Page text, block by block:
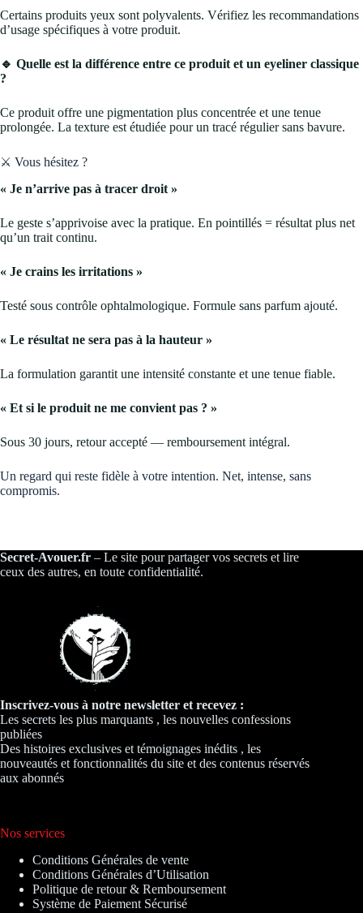
Certains produits yeux sont polyvalents. Vérifiez les recommandations
d’usage spécifiques à votre produit.
🔹 Quelle est la différence entre ce produit et un eyeliner classique
?
Ce produit offre une pigmentation plus concentrée et une tenue
prolongée. La texture est étudiée pour un tracé régulier sans bavure.
⚔️ Vous hésitez ?
« Je n’arrive pas à tracer droit »
Le geste s’apprivoise avec la pratique. En pointillés = résultat plus net
qu’un trait continu.
« Je crains les irritations »
Testé sous contrôle ophtalmologique. Formule sans parfum ajouté.
« Le résultat ne sera pas à la hauteur »
La formulation garantit une intensité constante et une tenue fiable.
« Et si le produit ne me convient pas ? »
Sous 30 jours, retour accepté — remboursement intégral.
Un regard qui reste fidèle à votre intention. Net, intense, sans
compromis.
Secret-Avouer.fr – Le site pour partager vos secrets et lire
ceux des autres, en toute confidentialité.
Inscrivez-vous à notre newsletter et recevez :
Les secrets les plus marquants , les nouvelles confessions
publiées
Des histoires exclusives et témoignages inédits , les
nouveautés et fonctionnalités du site et des contenus réservés
aux abonnés
Nos services
Conditions Générales de vente
Conditions Générales d’Utilisation
Politique de retour & Remboursement
Système de Paiement Sécurisé